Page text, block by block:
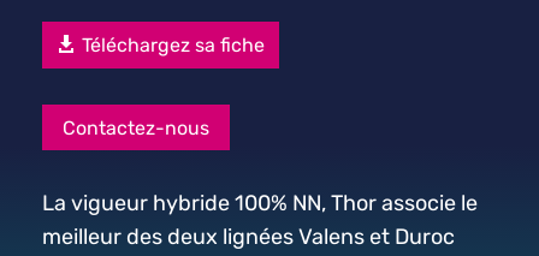
Téléchargez sa fiche
Contactez-nous
La vigueur hybride 100% NN, Thor associe le
meilleur des deux lignées Valens et Duroc